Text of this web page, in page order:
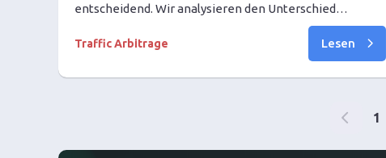
entscheidend. Wir analysieren den Unterschied
zwischen Residential Proxy und Datacenter Proxy und
erklären, warum sie für Automatisierungsaufgaben so
Traffic Arbitrage Lesen
1